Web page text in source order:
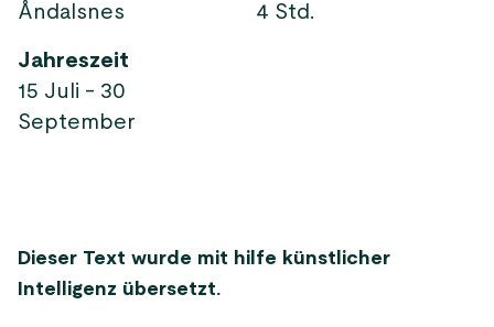
Åndalsnes
4 Std.
Jahreszeit
15 Juli - 30
September
Dieser Text wurde mit hilfe künstlicher
Intelligenz übersetzt.